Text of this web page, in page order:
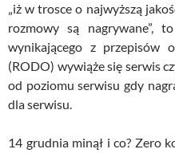
„iż w trosce o najwyższą
rozmowy są nagrywane”,
wynikającego z przepisów
(RODO) wywiąże się serwis
od poziomu serwisu gdy
dla serwisu.
14 grudnia minął i co? Zero